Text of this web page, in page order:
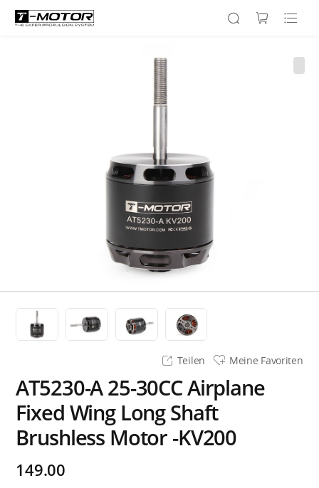
Teilen Meine Favoriten
AT5230-A 25-30CC Airplane
Fixed Wing Long Shaft
Brushless Motor -KV200
149.00